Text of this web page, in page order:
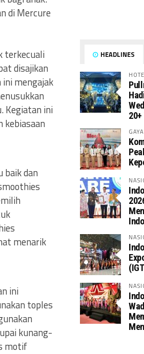
di Mercure
terkecuali
disajikan
mengajak
Kegiatan ini
dan
menarik
ini
toples
kunang-
motif
HEADLINES